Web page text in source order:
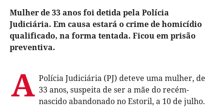
Mulher de 33 anos foi detida pela Polícia
Judiciária. Em causa estará o crime de homicídio
qualificado, na forma tentada. Ficou em prisão
preventiva.
A Polícia Judiciária (PJ) deteve uma mulher, de
33 anos, suspeita de ser a mãe do recém-
nascido abandonado no Estoril, a 10 de julho.